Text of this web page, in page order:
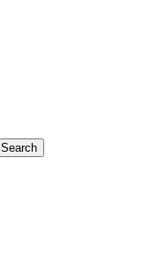
Search